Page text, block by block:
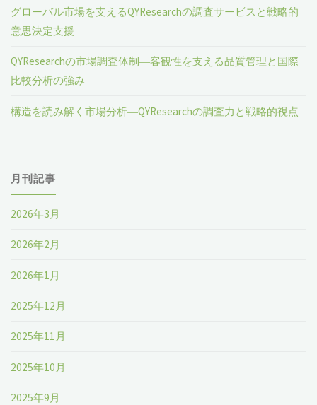
グローバル市場を支えるQYResearchの調査サービスと戦略的
意思決定支援
QYResearchの市場調査体制―客観性を支える品質管理と国際
比較分析の強み
構造を読み解く市場分析―QYResearchの調査力と戦略的視点
月刊記事
2026年3月
2026年2月
2026年1月
2025年12月
2025年11月
2025年10月
2025年9月